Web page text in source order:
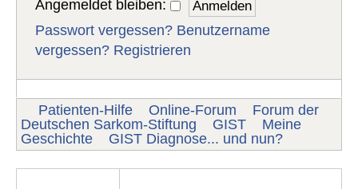
Angemeldet bleiben:
Passwort vergessen? Benutzername
vergessen? Registrieren
Patienten-Hilfe Online-Forum
Forum der
Deutschen Sarkom-Stiftung
GIST
Meine
Geschichte
GIST Diagnose... und nun?